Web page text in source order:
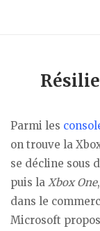
Parmi les
on trouve la
se décline sous
puis la Xbox One
dans le
Microsoft